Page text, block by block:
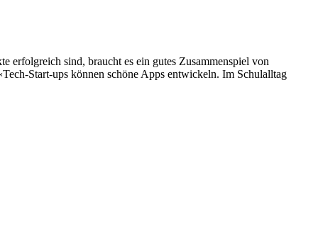
erfolgreich sind, braucht es ein gutes Zusammenspiel von
Start-ups können schöne Apps entwickeln. Im Schulalltag